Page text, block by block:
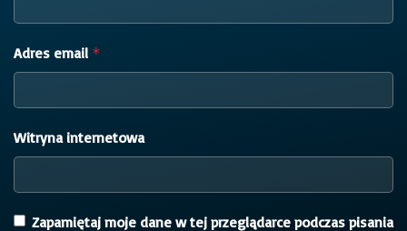
Adres email *
Witryna internetowa
Zapamiętaj moje dane w tej przeglądarce podczas pisania